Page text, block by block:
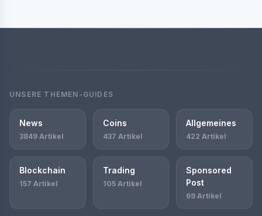
UNSERE THEMEN-GUIDES
News
3849 Artikel
Coins
437 Artikel
Allgemeines
422 Artikel
Blockchain
157 Artikel
Trading
105 Artikel
Sponsored
Post
69 Artikel